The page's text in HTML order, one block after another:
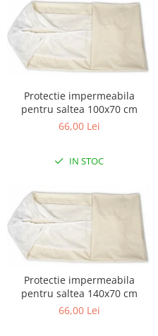
Carusele patut
Lampi de veghe
Mobilier Birou
Saltele de infasat
Protectie impermeabila
pentru saltea 100x70 cm
66,00 Lei
IN STOC
Protectie impermeabila
pentru saltea 140x70 cm
66,00 Lei